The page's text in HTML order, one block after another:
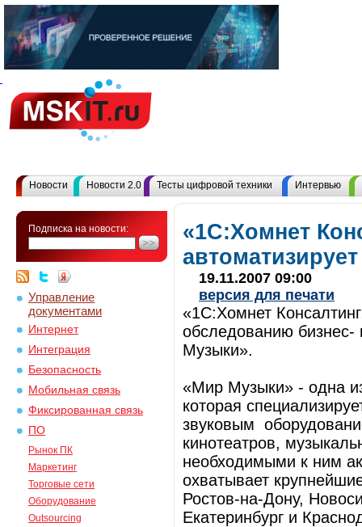
Новости Новости 2.0 Тесты цифровой техники Интервью
Подписка на новости:
Управление
документами
Интернет
Интеграция
Безопасность
Мобильная связь
Фиксированная связь
ПО
Рынок ПК
Маркетинг
Торговые сети
Оборудование
Outsourcing
«1С:Хомнет
19.11.2007 09:00
версия для печати
«1С:Хомнет
обследованию бизнес-
Музыки».
«Мир Музыки» - одна
которая
звуковым
кинотеатров,
необходимыми к ним
охватывает
Ростов-на-Дону,
Екатеринбург и